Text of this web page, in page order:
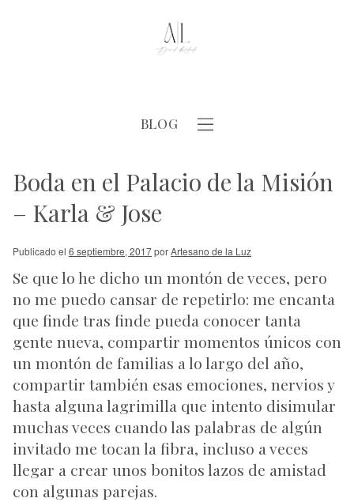
BLOG
Boda en el Palacio de la Misión
– Karla & Jose
Publicado el 6 septiembre, 2017porArtesano de la Luz
Se que lo he dicho un montón de veces, pero
no me puedo cansar de repetirlo: me encanta
que finde tras finde pueda conocer tanta
gente nueva, compartir momentos únicos con
un montón de familias a lo largo del año,
compartir también esas emociones, nervios y
hasta alguna lagrimilla que intento disimular
muchas veces cuando las palabras de algún
invitado me tocan la fibra, incluso a veces
llegar a crear unos bonitos lazos de amistad
con algunas parejas.